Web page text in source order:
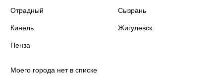
Подробнее о дисконтной карте
Отрадный Сызрань
Кинель Жигулевск
Пенза
Моего города нет в списке